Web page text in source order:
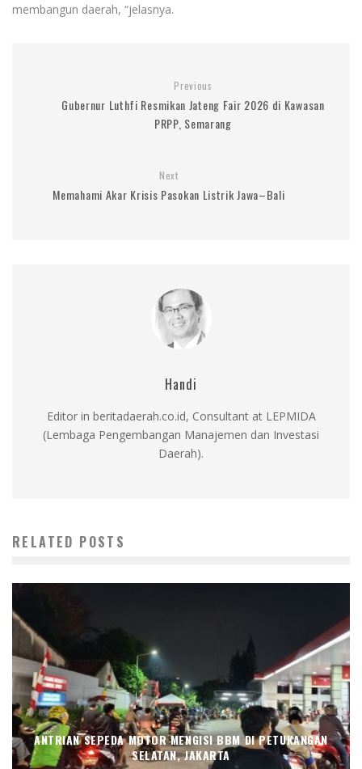
membangun daerah, “jelasnya.
Previous
Gubernur Luthfi Resmikan Jateng Fair 2026 di Kawasan
PRPP, Semarang
Next
Memahami Akar Krisis Pasokan Listrik Jawa–Bali
Handi
Editor in beritadaerah.co.id, Consultant at LEPMIDA
(Lembaga Pengembangan Manajemen dan Investasi
Daerah).
RELATED POSTS
ANTRIAN SEPEDA MOTOR MENGISI BBM DI PETUKANGAN
SELATAN, JAKARTA